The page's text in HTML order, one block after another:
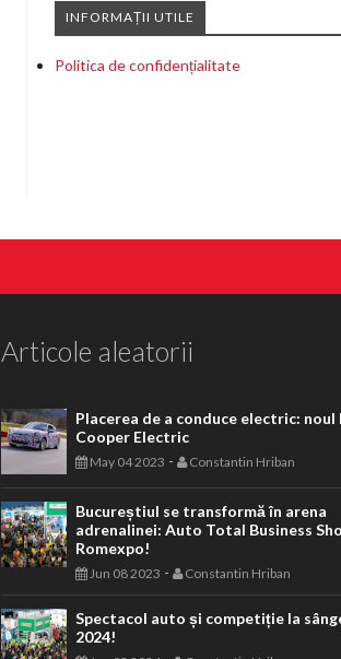
INFORMAȚII UTILE
Politica de confidențialitate
Articole aleatorii
Placerea de a conduce electric: noul
Cooper Electric
May 04 2023 - Constantin Hriban
Bucureștiul se transformă în arena
adrenalinei: Auto Total Business
Romexpo!
Jun 08 2023 - Constantin Hriban
Spectacol auto și competiție la
2024!